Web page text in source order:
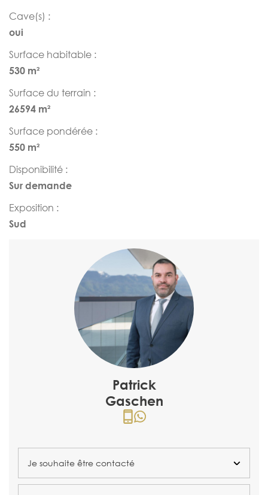
Cave(s) :
oui
Surface habitable :
530 m²
Surface du terrain :
26594 m²
Surface pondérée :
550 m²
Disponibilité :
Sur demande
Exposition :
Sud
Patrick
Gaschen